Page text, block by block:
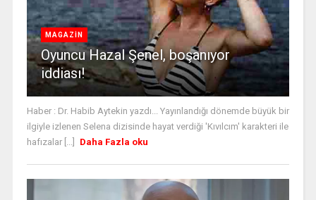
MAGAZİN
Oyuncu Hazal Şenel, boşanıyor
iddiası!
Haber : Dr. Habib Aytekin yazdı... Yayınlandığı dönemde büyük bir
ilgiyle izlenen Selena dizisinde hayat verdiği 'Kıvılcım' karakteri ile
hafızalar [...]
Daha Fazla oku